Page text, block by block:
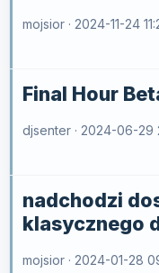
mojsior · 2024-11-24
Final Hour
djsenter · 2024-06-29
nadchodzi
klasycznego
mojsior · 2024-01-28